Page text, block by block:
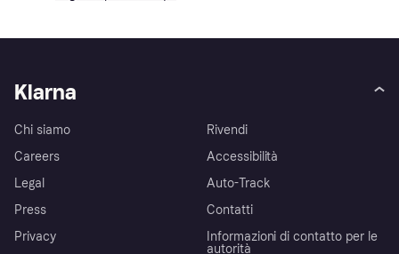
Klarna
Chi siamo
Careers
Legal
Press
Privacy
Rivendi
Accessibilità
Auto-Track
Contatti
Informazioni di contatto per le
autorità